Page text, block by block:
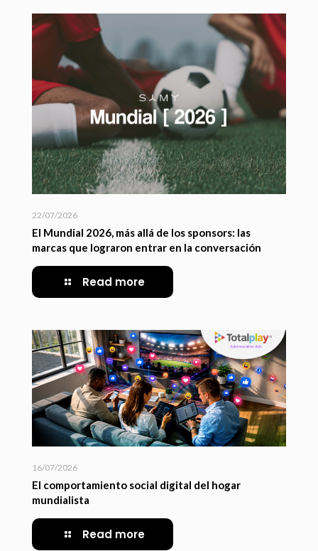
22/07/2026
El Mundial 2026, más allá de los sponsors: las
marcas que lograron entrar en la conversación
Read more
16/07/2026
El comportamiento social digital del hogar
mundialista
Read more